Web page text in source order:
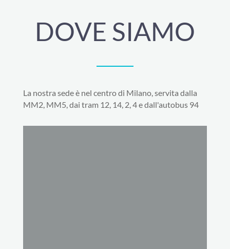
DOVE SIAMO
La nostra sede è nel centro di Milano, servita dalla
MM2, MM5, dai tram 12, 14, 2, 4 e dall'autobus 94